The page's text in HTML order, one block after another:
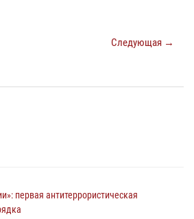
Следующая →
первая антитеррористическая